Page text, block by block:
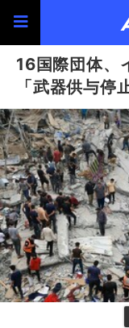
16国際団体、
「武器供与停